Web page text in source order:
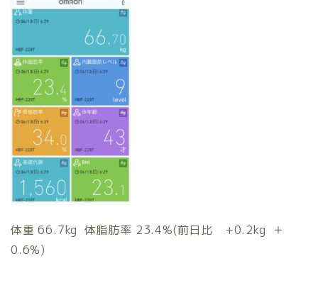
体重 66.7kg 体脂肪率 23.4%(前日比 +0.2kg ＋
0.6%)